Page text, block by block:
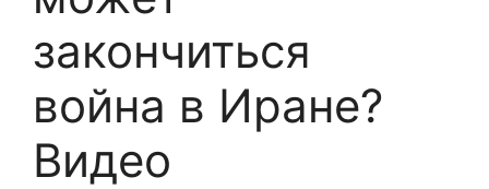
закончиться
война в Иране?
Видео